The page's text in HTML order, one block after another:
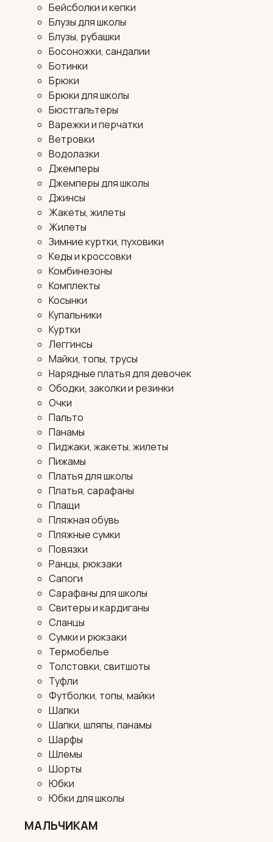
Бейсболки и кепки
Блузы для школы
Блузы, рубашки
Босоножки, сандалии
Ботинки
Брюки
Брюки для школы
Бюстгальтеры
Варежки и перчатки
Ветровки
Водолазки
Джемперы
Джемперы для школы
Джинсы
Жакеты, жилеты
Жилеты
Зимние куртки, пуховики
Кеды и кроссовки
Комбинезоны
Комплекты
Косынки
Купальники
Куртки
Леггинсы
Майки, топы, трусы
Нарядные платья для девочек
Ободки, заколки и резинки
Очки
Пальто
Панамы
Пиджаки, жакеты, жилеты
Пижамы
Платья для школы
Платья, сарафаны
Плащи
Пляжная обувь
Пляжные сумки
Повязки
Ранцы, рюкзаки
Сапоги
Сарафаны для школы
Свитеры и кардиганы
Сланцы
Сумки и рюкзаки
Термобелье
Толстовки, свитшоты
Туфли
Футболки, топы, майки
Шапки
Шапки, шляпы, панамы
Шарфы
Шлемы
Шорты
Юбки
Юбки для школы
МАЛЬЧИКАМ